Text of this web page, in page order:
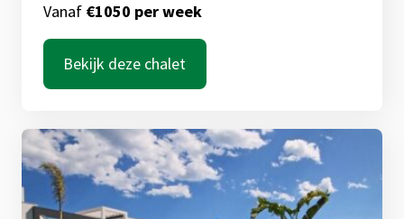
Vanaf €1050 per week
Bekijk deze chalet